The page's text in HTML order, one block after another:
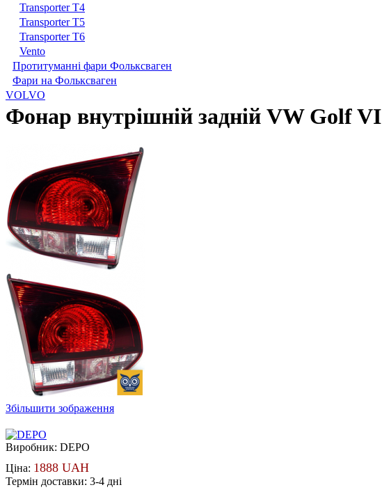
Transporter T4
Transporter T5
Transporter T6
Vento
Протитуманні фари Фольксваген
Фари на Фольксваген
VOLVO
Фонар внутрішній задній VW Golf VI
Збільшити зображення
Виробник: DEPO
Ціна: 1888 UAH
Термін доставки: 3-4 дні